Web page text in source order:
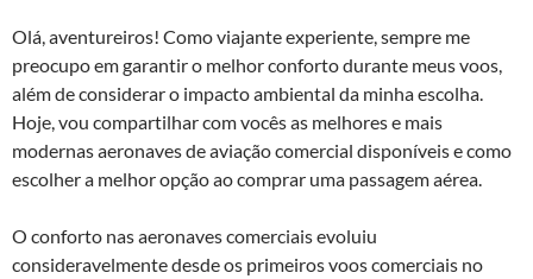
Olá, aventureiros! Como viajante experiente, sempre me
preocupo em garantir o melhor conforto durante meus voos,
além de considerar o impacto ambiental da minha escolha.
Hoje, vou compartilhar com vocês as melhores e mais
modernas aeronaves de aviação comercial disponíveis e como
escolher a melhor opção ao comprar uma passagem aérea.
O conforto nas aeronaves comerciais evoluiu
consideravelmente desde os primeiros voos comerciais no